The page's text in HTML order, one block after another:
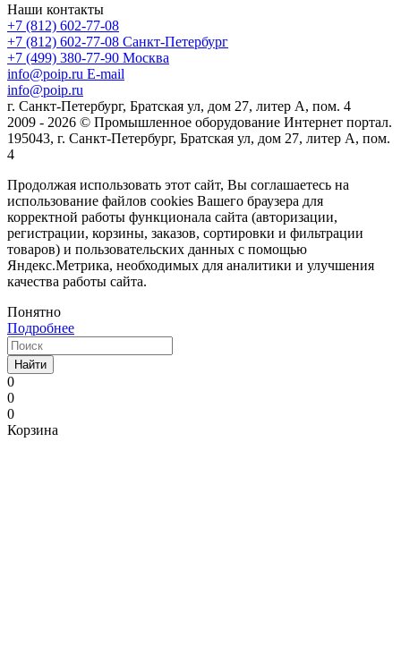
Наши контакты
+7 (812) 602-77-08
+7 (812) 602-77-08 Санкт-Петербург
+7 (499) 380-77-90 Москва
info@poip.ru E-mail
info@poip.ru
г. Санкт-Петербург, Братская ул, дом 27, литер А, пом. 4
2009 - 2026 © Промышленное оборудование Интернет портал.
195043, г. Санкт-Петербург, Братская ул, дом 27, литер А, пом.
4
Продолжая использовать этот сайт, Вы соглашаетесь на
использование файлов cookies Вашего браузера для
корректной работы функционала сайта (авторизации,
регистрации, корзины, заказов, сортировки и фильтрации
товаров) и пользовательских данных с помощью
Яндекс.Метрика, необходимых для аналитики и улучшения
качества работы сайта.
Понятно
Подробнее
Найти
0
0
0
Корзина